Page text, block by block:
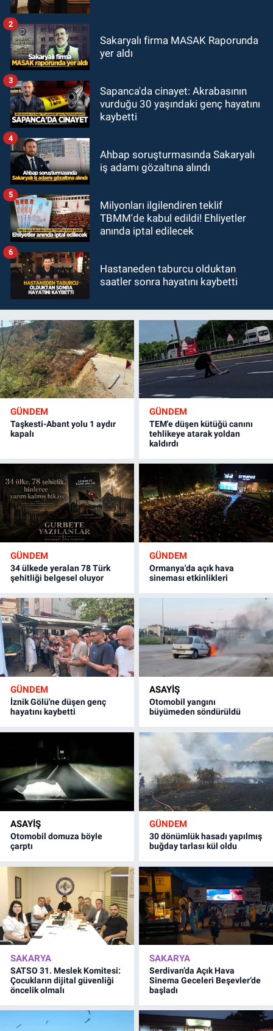
Sakaryalı firma MASAK Raporunda
yer aldı
2
Sapanca'da cinayet: Akrabasının
vurduğu 30 yaşındaki genç hayatını
kaybetti
3
Ahbap soruşturmasında Sakaryalı
iş adamı gözaltına alındı
4
Milyonları ilgilendiren teklif
TBMM'de kabul edildi! Ehliyetler
anında iptal edilecek
5
Hastaneden taburcu olduktan
saatler sonra hayatını kaybetti
6
GÜNDEM
Taşkesti-Abant yolu 1 aydır
kapalı
GÜNDEM
TEM'e düşen kütüğü canını
tehlikeye atarak yoldan
kaldırdı
GÜNDEM
34 ülkede yeralan 78 Türk
şehitliği belgesel oluyor
GÜNDEM
Ormanya'da açık hava
sineması etkinlikleri
GÜNDEM
İznik Gölü'ne düşen genç
hayatını kaybetti
ASAYİŞ
Otomobil yangını
büyümeden söndürüldü
ASAYİŞ
Otomobil domuza böyle
çarptı
GÜNDEM
30 dönümlük hasadı yapılmış
buğday tarlası kül oldu
SAKARYA
SATSO 31. Meslek Komitesi:
Çocukların dijital güvenliği
öncelik olmalı
SAKARYA
Serdivan’da Açık Hava
Sinema Geceleri Beşevler’de
başladı